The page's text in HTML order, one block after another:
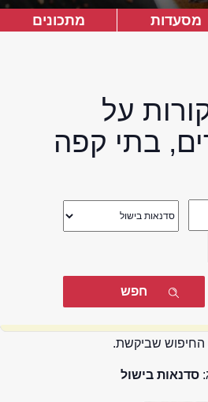
מסעדות מתכונים
על
בתי קפה
החיפוש שביקשת.
סדנאות בישול